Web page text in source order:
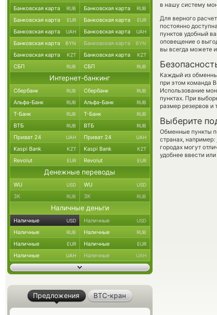
в нашу систему
Для верного
постоянно
пунктов удобный
оповещение о
вы всегда можете
Каждый из
при этом команда
Использование
пунктах. При
размер резервов и
Выберите
Обменные пункты
странах, например:
городах могут
удобнее ввести
Банковская карта RUB Банковская карта RUB
Банковская карта EUR Банковская карта EUR
Банковская карта UAH Банковская карта UAH
Банковская карта BYN Банковская карта BYN
Банковская карта KZT Банковская карта KZT
СБП RUB СБП RUB
Интернет-банкинг
Сбербанк RUB Сбербанк RUB
Альфа-Банк RUB Альфа-Банк RUB
Т-Банк RUB Т-Банк RUB
ВТБ RUB ВТБ RUB
Приват 24 UAH Приват 24 UAH
Kaspi Bank KZT Kaspi Bank KZT
Revolut EUR Revolut EUR
Денежные переводы
WU USD WU USD
ЗК RUB ЗК RUB
Наличные деньги
Наличные USD Наличные USD
Наличные RUB Наличные RUB
Наличные EUR Наличные EUR
Наличные UAH Наличные UAH
Предложения BTC-кран